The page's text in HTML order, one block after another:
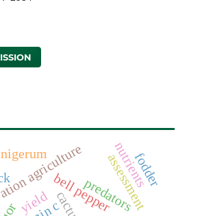
agriculture
bell pepper
predators
assessment
nutrients
cactus
fodder
yield